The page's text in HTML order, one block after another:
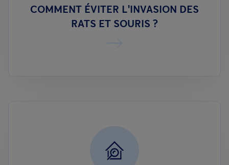
COMMENT ÉVITER L'INVASION DES
RATS ET SOURIS ?